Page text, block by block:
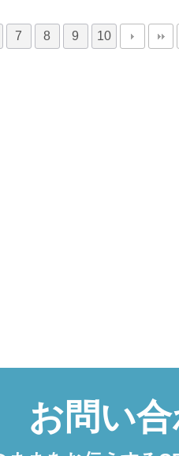
7 8 9 10
お問い